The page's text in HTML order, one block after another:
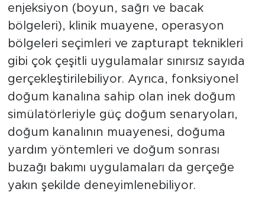
enjeksiyon (boyun, sağrı ve bacak
bölgeleri), klinik muayene, operasyon
bölgeleri seçimleri ve zapturapt teknikleri
gibi çok çeşitli uygulamalar sınırsız sayıda
gerçekleştirilebiliyor. Ayrıca, fonksiyonel
doğum kanalına sahip olan inek doğum
simülatörleriyle güç doğum senaryoları,
doğum kanalının muayenesi, doğuma
yardım yöntemleri ve doğum sonrası
buzağı bakımı uygulamaları da gerçeğe
yakın şekilde deneyimlenebiliyor.